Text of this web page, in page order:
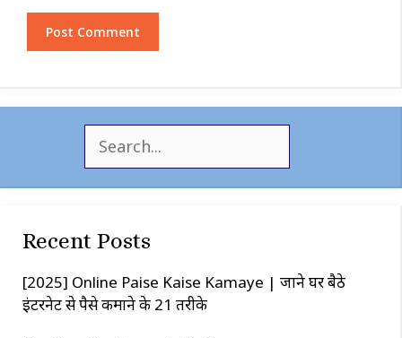
h
Recent Posts
[2025] Online Paise Kaise Kamaye | जाने घर बैठे
इंटरनेट से पैसे कमाने के 21 तरीके